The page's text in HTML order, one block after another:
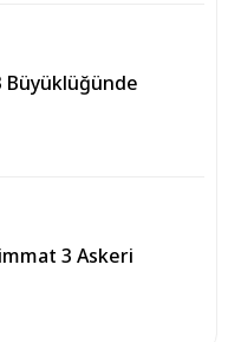
Büyüklüğünde
3 Askeri